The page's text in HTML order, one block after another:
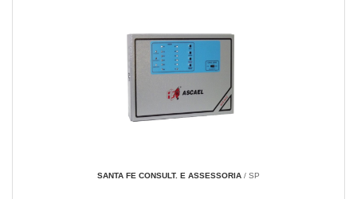
SANTA FE CONSULT. E ASSESSORIA / SP